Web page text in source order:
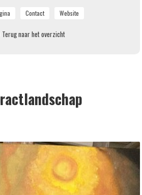
Terug naar het overzicht